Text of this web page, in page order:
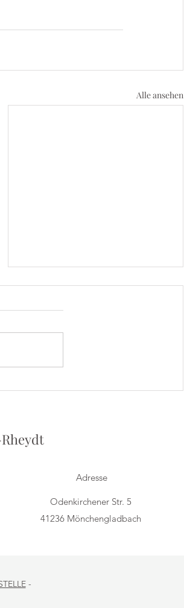
Alle ansehen
Irish Folk im Trostraum
Adresse
Odenkirchener Str. 5
41236 Mönchengladbach
-